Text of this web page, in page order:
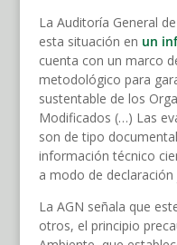
La Auditoría General
esta situación en un
cuenta con un marco
metodológico para
sustentable de los
Modificados (…) Las
son de tipo
información técnico
a modo de declaración
La AGN señala que
otros, el principio